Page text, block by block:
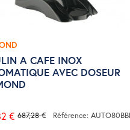
A CAFE INOX
AVEC DOSEUR
687,28 €
€ Référence: